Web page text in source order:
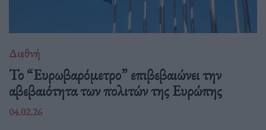
Διεθνή
Το “Ευρωβαρόμετρο” επιβεβαιώνει την
αβεβαιότητα των πολιτών της Ευρώπης
04.02.26